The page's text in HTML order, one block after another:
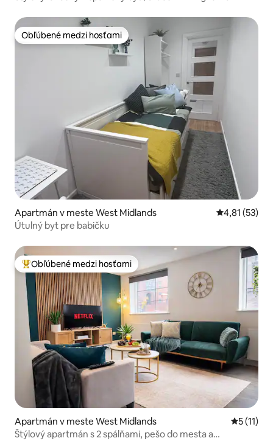
Obľúbené medzi hosťami
Obľúbené medzi hosťami
Apartmán v meste West Midlands Priemerné
4,81 (53)
Útulný byt pre babičku
Najobľúbenejšie medzi hosťami
Obľúbené medzi hosťami
Apartmán v meste West Midlands
5 (11)
Štýlový apartmán s 2 spálňami, pešo do mesta a